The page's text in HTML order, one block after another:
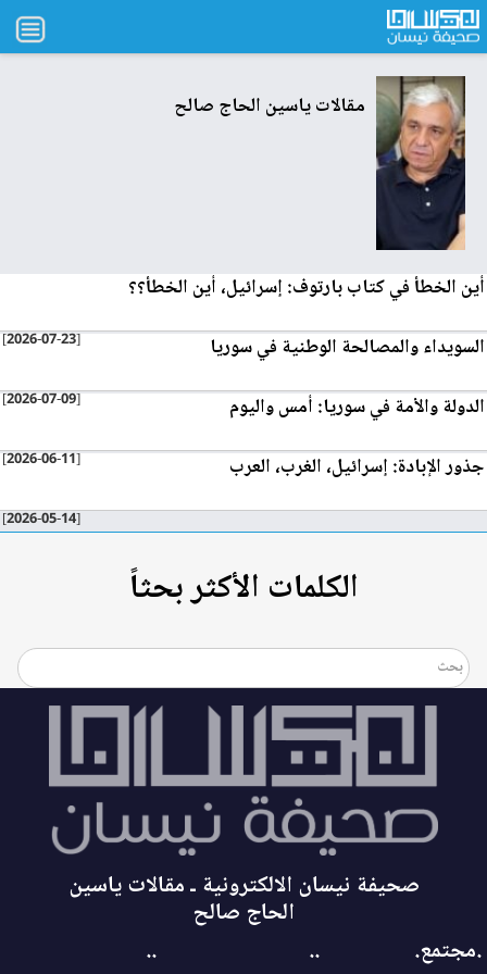
مقالاتياسين الحاج صالح
أين الخطأ في كتاب بارتوف: إسرائيل، أين الخطأ؟؟
[2026-07-23] السويداء والمصالحة الوطنية في سوريا
[2026-07-09] الدولة والأمة في سوريا: أمس واليوم
[2026-06-11] جذور الإبادة: إسرائيل، الغرب، العرب
[2026-05-14]
الكلمات الأكثر بحثاً
صحيفة نيسان الالكترونية ـ مقالات ياسين
الحاج صالح
.مجتمع.
..
..